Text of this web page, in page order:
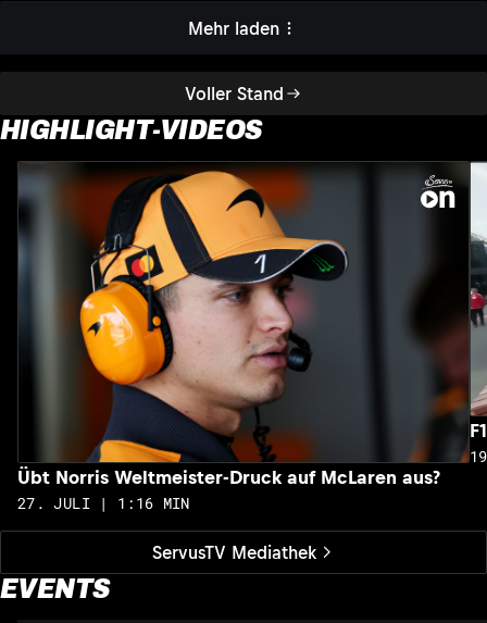
Voller Stand
Mehr laden
HIGHLIGHT-VIDEOS
ServusTV Mediathek
Übt Norris Weltmeister-Druck auf McLaren aus?
27. JULI | 1:16 MIN
EVENTS